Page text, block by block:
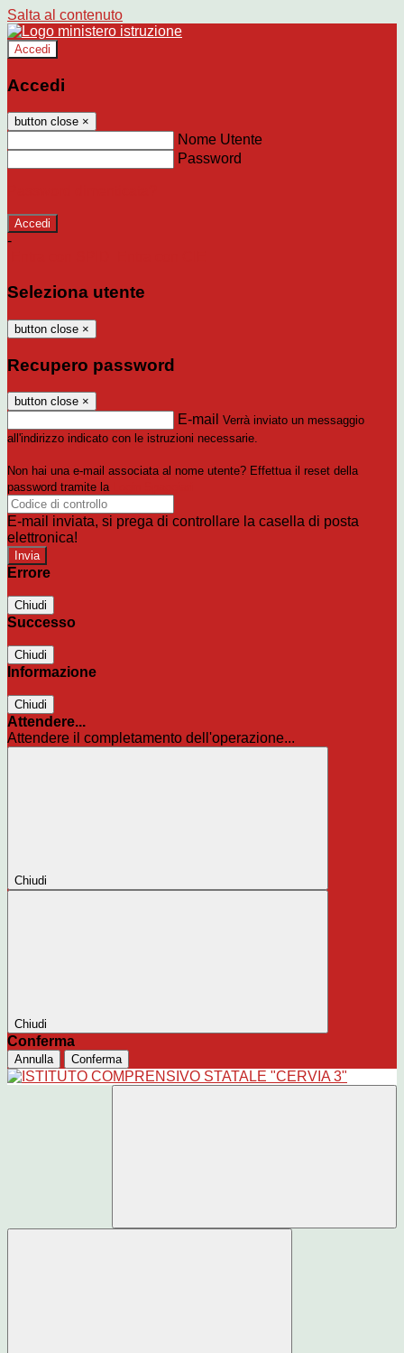
Salta al contenuto
Accedi
Accedi
button close ×
Nome Utente
Password
-
Seleziona utente
button close ×
Recupero password
button close ×
E-mail Verrà inviato un messaggio
all'indirizzo indicato con le istruzioni necessarie.
Non hai una e-mail associata al nome utente? Effettua il reset della
password tramite la
E-mail inviata, si prega di controllare la casella di posta
elettronica!
Errore
Chiudi
Successo
Chiudi
Informazione
Chiudi
Attendere...
Attendere il completamento dell'operazione...
Chiudi
Chiudi
Conferma
Annulla Conferma